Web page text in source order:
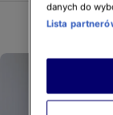
danych do
Lista